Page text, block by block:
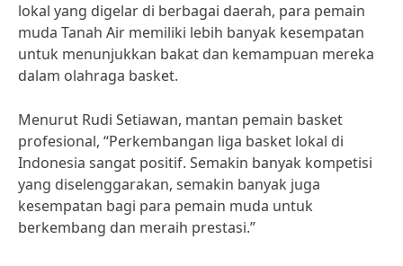
lokal yang digelar di berbagai daerah, para pemain
muda Tanah Air memiliki lebih banyak kesempatan
untuk menunjukkan bakat dan kemampuan mereka
dalam olahraga basket.
Menurut Rudi Setiawan, mantan pemain basket
profesional, “Perkembangan liga basket lokal di
Indonesia sangat positif. Semakin banyak kompetisi
yang diselenggarakan, semakin banyak juga
kesempatan bagi para pemain muda untuk
berkembang dan meraih prestasi.”